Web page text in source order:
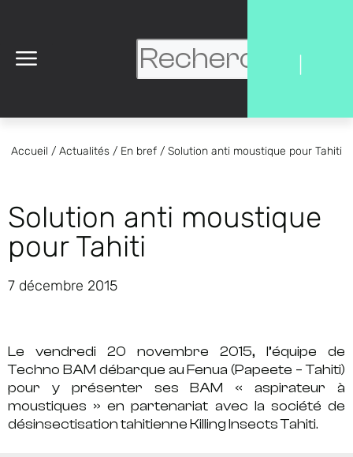
Accueil / Actualités / En bref / Solution anti moustique pour Tahiti
Solution anti moustique
pour Tahiti
7 décembre 2015
Le vendredi 20 novembre 2015, l’équipe de
Techno BAM débarque au Fenua (Papeete – Tahiti)
pour y présenter ses BAM « aspirateur à
moustiques » en partenariat avec la société de
désinsectisation tahitienne Killing Insects Tahiti.